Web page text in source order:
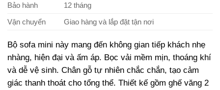
Bảo hành
12 tháng
Vận chuyển
Giao hàng và lắp đặt tận nơi
Bộ sofa mini này mang đến không gian tiếp khách nhẹ
nhàng, hiện đại và ấm áp. Bọc vải mềm mịn, thoáng khí
và dễ vệ sinh. Chân gỗ tự nhiên chắc chắn, tạo cảm
giác thanh thoát cho tổng thể. Thiết kế gồm ghế văng 2